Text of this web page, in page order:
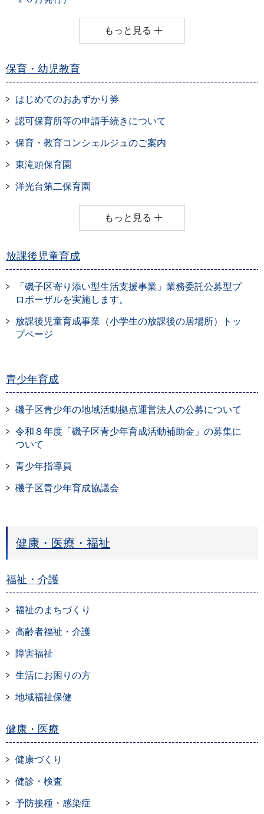
もっと見る
保育・幼児教育
はじめてのおあずかり券
認可保育所等の申請手続きについて
保育・教育コンシェルジュのご案内
東滝頭保育園
洋光台第二保育園
もっと見る
放課後児童育成
「磯子区寄り添い型生活支援事業」業務委託公募型プ
ロポーザルを実施します。
放課後児童育成事業（小学生の放課後の居場所）トッ
プページ
青少年育成
磯子区青少年の地域活動拠点運営法人の公募について
令和８年度「磯子区青少年育成活動補助金」の募集に
ついて
青少年指導員
磯子区青少年育成協議会
健康・医療・福祉
福祉・介護
福祉のまちづくり
高齢者福祉・介護
障害福祉
生活にお困りの方
地域福祉保健
健康・医療
健康づくり
健診・検査
予防接種・感染症